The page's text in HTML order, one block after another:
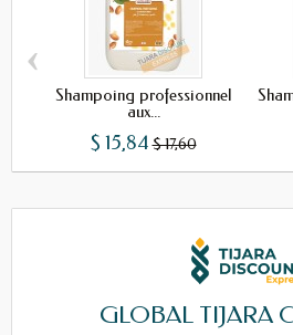
Shampoing professionnel
aux...
$ 15,84 $ 17,60
‹
GLOBAL TIJARA